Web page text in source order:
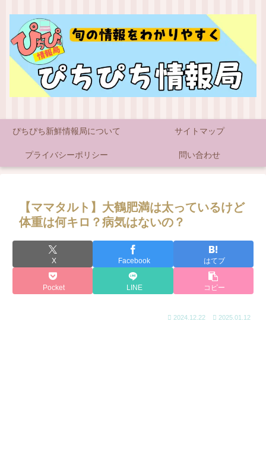
ぴちぴち新鮮情報局について サイトマップ
プライバシーポリシー 問い合わせ
【ママタルト】大鶴肥満は太っているけど
体重は何キロ？病気はないの？
X Facebook はてブ
Pocket LINE コピー
2024.12.22 2025.01.12